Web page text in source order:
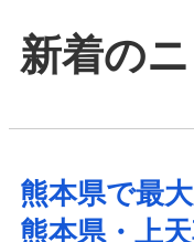
新着の
熊本県で最
熊本県・上